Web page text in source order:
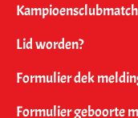
Kampioensclubmatch
Lid worden?
Formulier dek
Formulier geboorte